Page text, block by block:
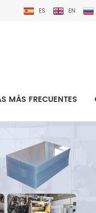
ES EN
MÁS FRECUENTES